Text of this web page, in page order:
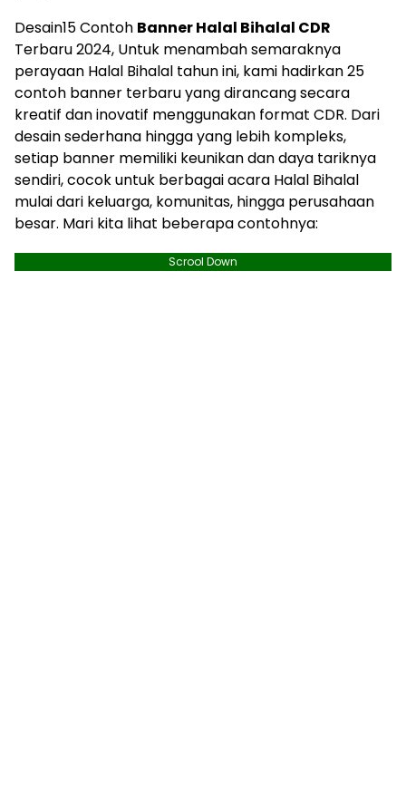
Desain15 Contoh Banner Halal Bihalal CDR
Terbaru 2024, Untuk menambah semaraknya
perayaan Halal Bihalal tahun ini, kami hadirkan 25
contoh banner terbaru yang dirancang secara
kreatif dan inovatif menggunakan format CDR. Dari
desain sederhana hingga yang lebih kompleks,
setiap banner memiliki keunikan dan daya tariknya
sendiri, cocok untuk berbagai acara Halal Bihalal
mulai dari keluarga, komunitas, hingga perusahaan
besar. Mari kita lihat beberapa contohnya:
Scrool Down